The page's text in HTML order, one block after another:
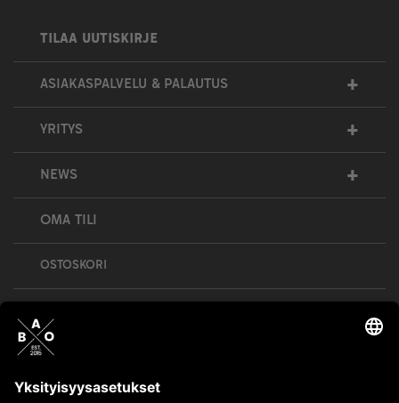
TILAA UUTISKIRJE
ASIAKASPALVELU & PALAUTUS +
YRITYS +
NEWS +
OMA TILI
OSTOSKORI
Bull’s All Out is social – follow us and show
your passion!